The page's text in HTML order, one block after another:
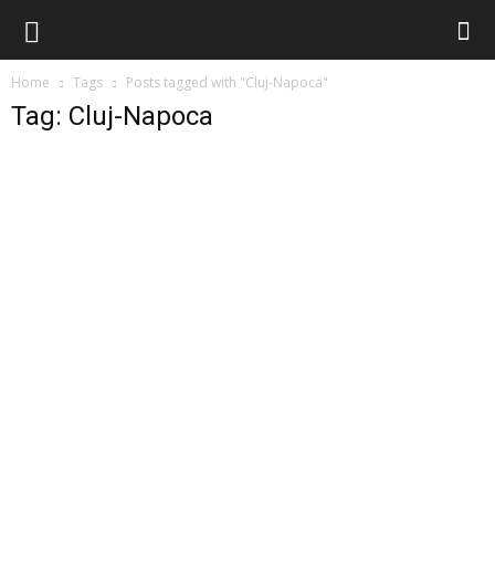
Home Tags Posts tagged with "Cluj-Napoca"
Tag: Cluj-Napoca